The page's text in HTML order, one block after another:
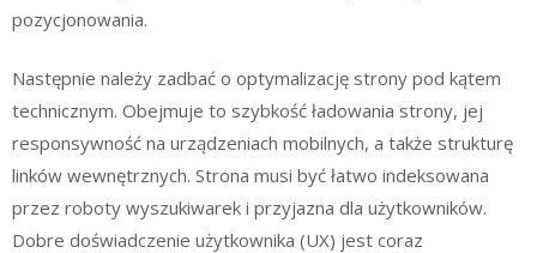
pozycjonowania.
Następnie należy zadbać o optymalizację strony pod kątem
technicznym. Obejmuje to szybkość ładowania strony, jej
responsywność na urządzeniach mobilnych, a także strukturę
linków wewnętrznych. Strona musi być łatwo indeksowana
przez roboty wyszukiwarek i przyjazna dla użytkowników.
Dobre doświadczenie użytkownika (UX) jest coraz